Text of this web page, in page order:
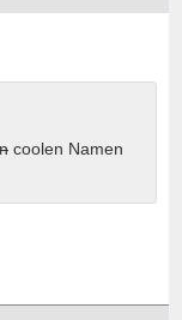
coolen Namen